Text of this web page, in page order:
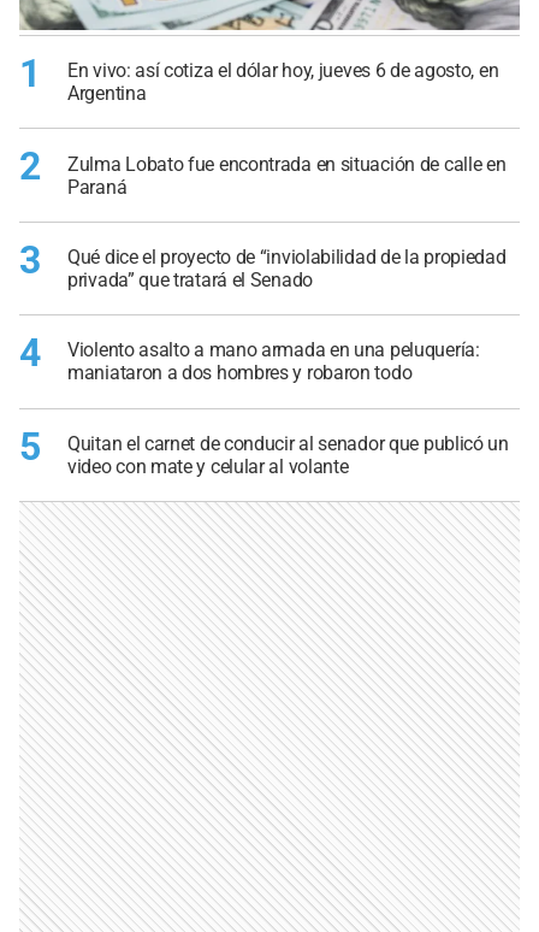
1
En vivo: así cotiza el dólar hoy, jueves 6 de agosto, en
Argentina
2
Zulma Lobato fue encontrada en situación de calle en
Paraná
3
Qué dice el proyecto de “inviolabilidad de la propiedad
privada” que tratará el Senado
4
Violento asalto a mano armada en una peluquería:
maniataron a dos hombres y robaron todo
5
Quitan el carnet de conducir al senador que publicó un
video con mate y celular al volante